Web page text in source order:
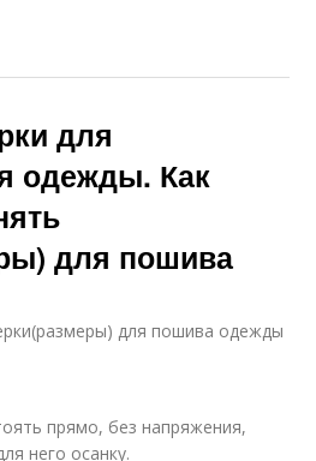
для
одежды. Как
для пошива
для пошива одежды
прямо, без напряжения,
него осанку.